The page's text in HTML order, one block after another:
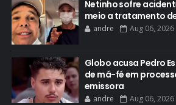
Netinho sofre
meio a tratamento
andre Aug 06, 2026
Globo acusa Pedro
de má-fé em
emissora
andre Aug 06, 2026